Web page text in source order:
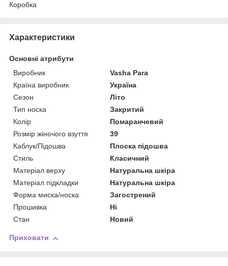
Коробка
Характеристики
Основні атрибути
Виробник
Vasha Para
Країна виробник
Україна
Сезон
Літо
Тип носка
Закритий
Колір
Помаранчевий
Розмір жіночого взуття
39
Каблук/Підошва
Плоска підошва
Стиль
Класичний
Матеріал верху
Натуральна шкіра
Матеріал підкладки
Натуральна шкіра
Форма миска/носка
Загострений
Прошивка
Ні
Стан
Новий
Приховати